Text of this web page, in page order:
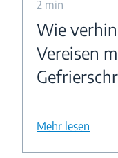
2 min
Wie
Vereisen
Mehr lesen